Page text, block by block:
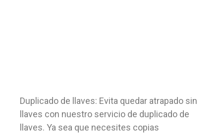
Duplicado de llaves: Evita quedar atrapado sin
llaves con nuestro servicio de duplicado de
llaves. Ya sea que necesites copias